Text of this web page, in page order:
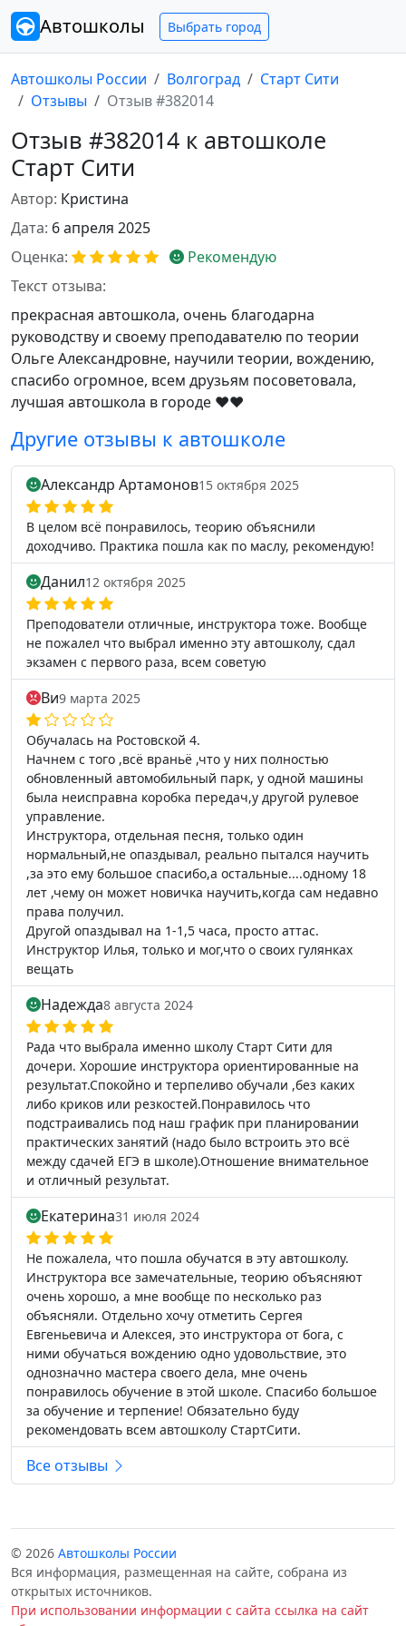
Автошколы Выбрать город
Автошколы России Волгоград
Старт Сити
Отзывы
Отзыв #382014
Отзыв #382014 к автошколе
Старт Сити
Автор: Кристина
Дата: 6 апреля 2025
Оценка:
Рекомендую
Текст отзыва:
прекрасная автошкола, очень благодарна
руководству и своему преподавателю по теории
Ольге Александровне, научили теории, вождению,
спасибо огромное, всем друзьям посоветовала,
лучшая автошкола в городе ❤️❤️
Другие отзывы к автошколе
Александр Артамонов15 октября 2025
В целом всё понравилось, теорию объяснили
доходчиво. Практика пошла как по маслу, рекомендую!
Данил12 октября 2025
Преподователи отличные, инструктора тоже. Вообще
не пожалел что выбрал именно эту автошколу, сдал
экзамен с первого раза, всем советую
Ви9 марта 2025
Обучалась на Ростовской 4.
Начнем с того ,всё враньё ,что у них полностью
обновленный автомобильный парк, у одной машины
была неисправна коробка передач,у другой рулевое
управление.
Инструктора, отдельная песня, только один
нормальный,не опаздывал, реально пытался научить
,за это ему большое спасибо,а остальные....одному 18
лет ,чему он может новичка научить,когда сам недавно
права получил.
Другой опаздывал на 1-1,5 часа, просто аттас.
Инструктор Илья, только и мог,что о своих гулянках
вещать
Надежда8 августа 2024
Рада что выбрала именно школу Старт Сити для
дочери. Хорошие инструктора ориентированные на
результат.Спокойно и терпеливо обучали ,без каких
либо криков или резкостей.Понравилось что
подстраивались под наш график при планировании
практических занятий (надо было встроить это всё
между сдачей ЕГЭ в школе).Отношение внимательное
и отличный результат.
Екатерина31 июля 2024
Не пожалела, что пошла обучатся в эту автошколу.
Инструктора все замечательные, теорию объясняют
очень хорошо, а мне вообще по несколько раз
объясняли. Отдельно хочу отметить Сергея
Евгеньевича и Алексея, это инструктора от бога, с
ними обучаться вождению одно удовольствие, это
однозначно мастера своего дела, мне очень
понравилось обучение в этой школе. Спасибо большое
за обучение и терпение! Обязательно буду
рекомендовать всем автошколу СтартСити.
Все отзывы
© 2026 Автошколы России
Вся информация, размещенная на сайте, собрана из
открытых источников.
При использовании информации с сайта ссылка на сайт